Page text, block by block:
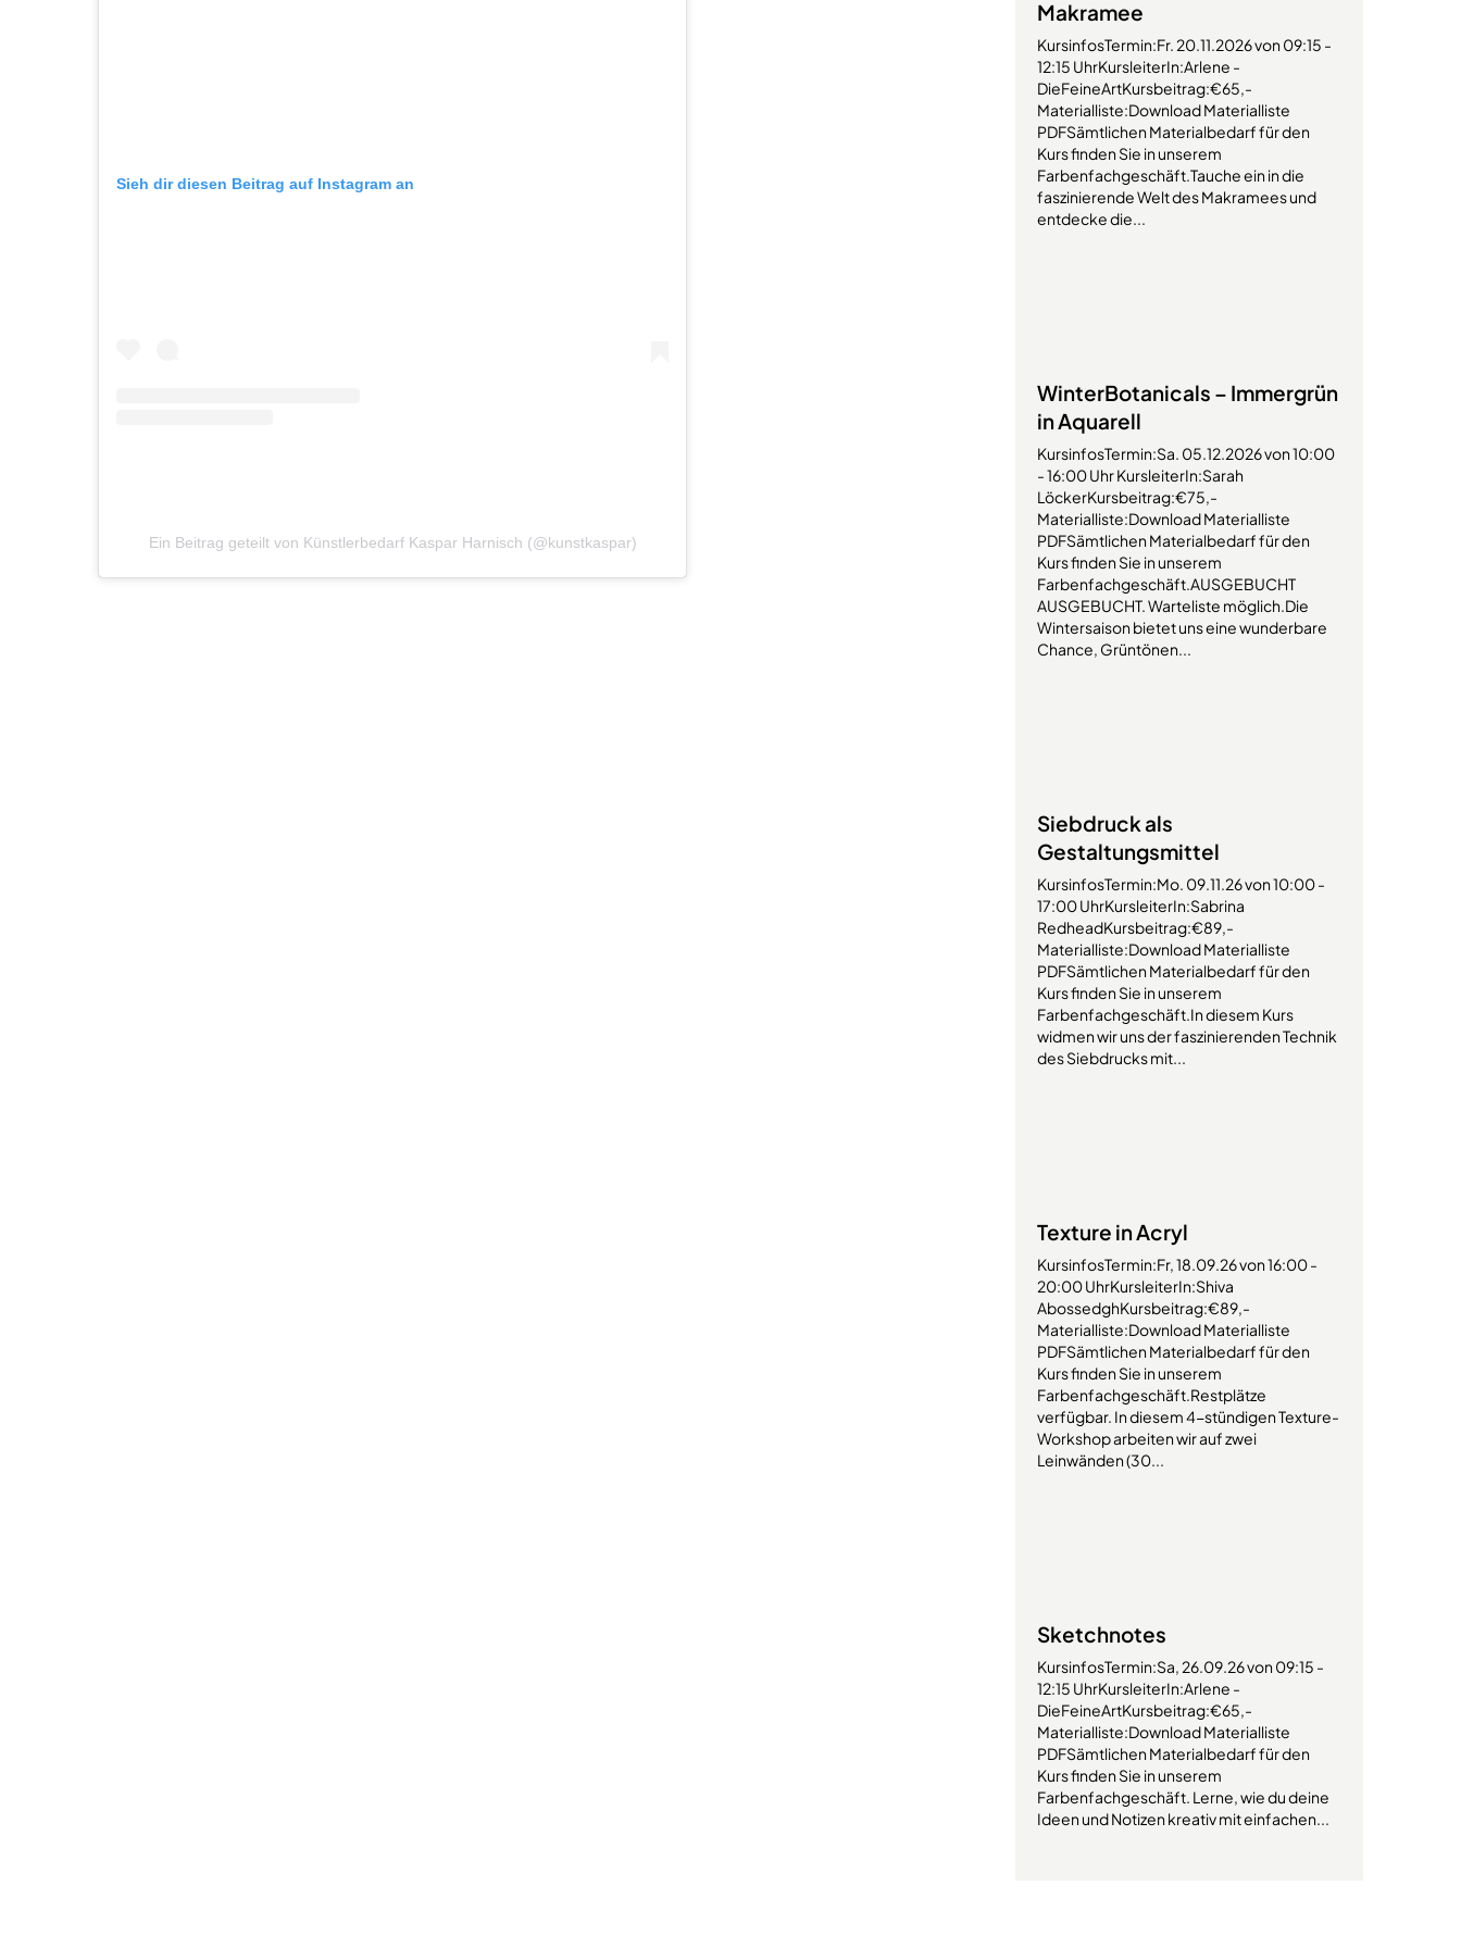
Sieh dir diesen Beitrag auf Instagram an
Ein Beitrag geteilt von Künstlerbedarf Kaspar Harnisch (@kunstkaspar)
Makramee
KursinfosTermin:Fr. 20.11.2026 von 09:15 -
12:15 UhrKursleiterIn:Arlene -
DieFeineArtKursbeitrag:€65,-
Materialliste:Download Materialliste
PDFSämtlichen Materialbedarf für den
Kurs finden Sie in unserem
Farbenfachgeschäft.Tauche ein in die
faszinierende Welt des Makramees und
entdecke die...
WinterBotanicals – Immergrün
in Aquarell
KursinfosTermin:Sa. 05.12.2026 von 10:00
- 16:00 Uhr KursleiterIn:Sarah
LöckerKursbeitrag:€75,-
Materialliste:Download Materialliste
PDFSämtlichen Materialbedarf für den
Kurs finden Sie in unserem
Farbenfachgeschäft.AUSGEBUCHT
AUSGEBUCHT. Warteliste möglich.Die
Wintersaison bietet uns eine wunderbare
Chance, Grüntönen...
Siebdruck als
Gestaltungsmittel
KursinfosTermin:Mo. 09.11.26 von 10:00 -
17:00 UhrKursleiterIn:Sabrina
RedheadKursbeitrag:€89,-
Materialliste:Download Materialliste
PDFSämtlichen Materialbedarf für den
Kurs finden Sie in unserem
Farbenfachgeschäft.In diesem Kurs
widmen wir uns der faszinierenden Technik
des Siebdrucks mit...
Texture in Acryl
KursinfosTermin:Fr, 18.09.26 von 16:00 -
20:00 UhrKursleiterIn:Shiva
AbossedghKursbeitrag:€89,-
Materialliste:Download Materialliste
PDFSämtlichen Materialbedarf für den
Kurs finden Sie in unserem
Farbenfachgeschäft.Restplätze
verfügbar. In diesem 4-stündigen Texture-
Workshop arbeiten wir auf zwei
Leinwänden (30...
Sketchnotes
KursinfosTermin:Sa, 26.09.26 von 09:15 -
12:15 UhrKursleiterIn:Arlene -
DieFeineArtKursbeitrag:€65,-
Materialliste:Download Materialliste
PDFSämtlichen Materialbedarf für den
Kurs finden Sie in unserem
Farbenfachgeschäft. Lerne, wie du deine
Ideen und Notizen kreativ mit einfachen...